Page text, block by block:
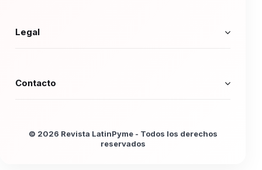
Legal
Contacto
© 2026 Revista LatinPyme - Todos los derechos
reservados